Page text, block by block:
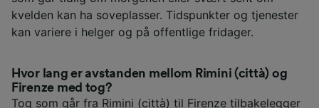
kvelden kan ha soveplasser. Tidspunkter og tjenester
kan variere i helger og på offentlige fridager.
Hvor lang er avstanden mellom Rimini (città) og
Firenze med tog?
Tog som går fra Rimini (città) til Firenze tilbakelegger